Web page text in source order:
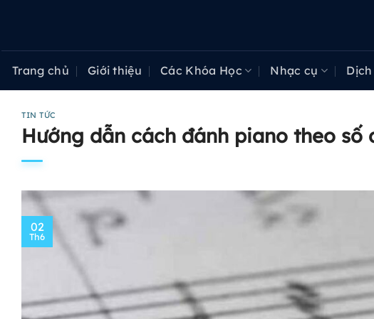
Trang chủ Giới thiệu Các Khóa Học Nhạc cụ Dịch
TIN TỨC
Hướng dẫn cách đánh piano theo
02
Th6